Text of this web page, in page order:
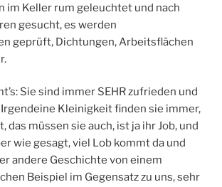
im Keller rum geleuchtet und nach
gesucht, es werden
geprüft, Dichtungen, Arbeitsflächen
Sie sind immer SEHR zufrieden und
Kleinigkeit finden sie immer,
das müssen sie auch, ist ja ihr Job, und
wie gesagt, viel Lob kommt da und
andere Geschichte von einem
Beispiel im Gegensatz zu uns, sehr